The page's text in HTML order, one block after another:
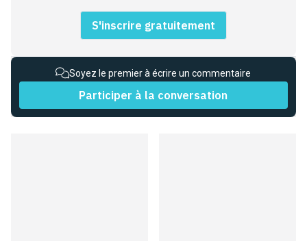
S'inscrire gratuitement
Soyez le premier à écrire un commentaire
Participer à la conversation